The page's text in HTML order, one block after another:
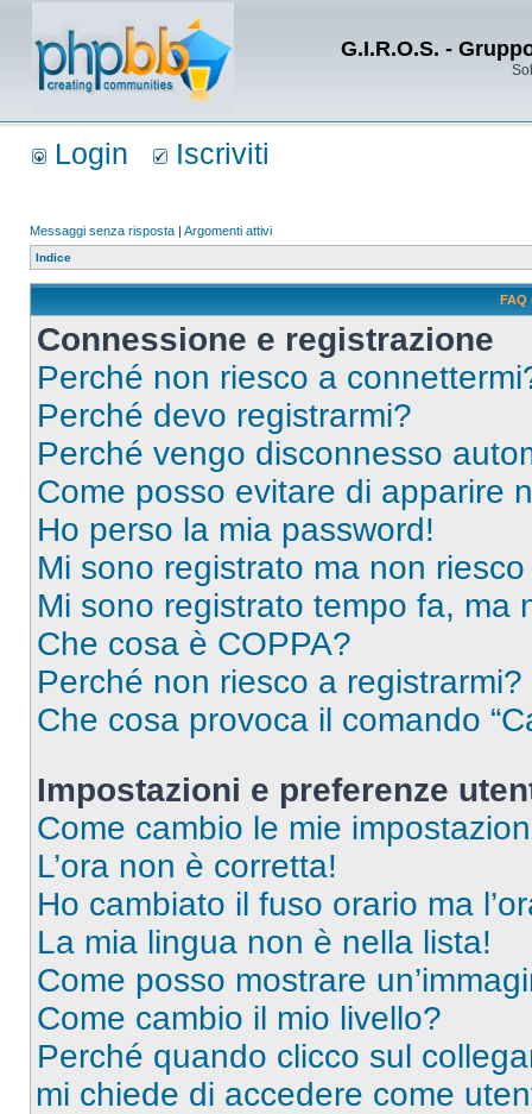
G.I.R.O.S. -
Login Iscriviti
Messaggi senza risposta | Argomenti attivi
Indice
FAQ
Connessione e registrazione
Perché non riesco a
Perché devo registrarmi?
Perché vengo disconnesso
Come posso evitare di apparire
Ho perso la mia password!
Mi sono registrato ma non
Mi sono registrato tempo fa, ma
Che cosa è COPPA?
Perché non riesco a registrarmi?
Che cosa provoca il comando
Impostazioni e preferenze
Come cambio le mie
L’ora non è corretta!
Ho cambiato il fuso orario ma
La mia lingua non è nella lista!
Come posso mostrare
Come cambio il mio livello?
Perché quando clicco sul
mi chiede di accedere come